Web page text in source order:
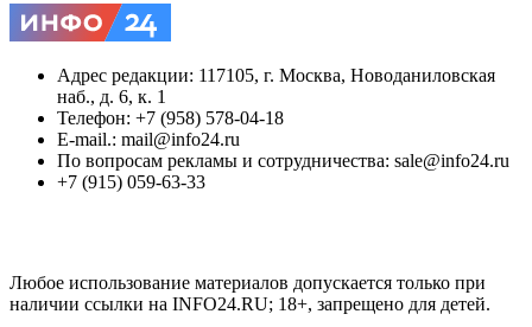
Адрес редакции: 117105, г. Москва, Новоданиловская
наб., д. 6, к. 1
Телефон: +7 (958) 578-04-18
E-mail.: mail@info24.ru
По вопросам рекламы и сотрудничества: sale@info24.ru
+7 (915) 059-63-33
Любое использование материалов допускается только при
наличии ссылки на INFO24.RU; 18+, запрещено для детей.